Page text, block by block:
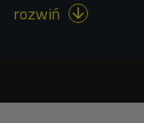
rozwiń 